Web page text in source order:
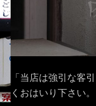
「当店は強引な客
くおはいり下さい。